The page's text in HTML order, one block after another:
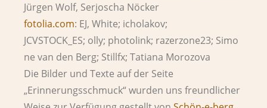
Jürgen Wolf, Serjoscha Nöcker
fotolia.com: EJ, White; icholakov;
JCVSTOCK_ES; olly; photolink; razerzone23; Simo
ne van den Berg; Stillfx; Tatiana Morozova
Die Bilder und Texte auf der Seite
„Erinnerungsschmuck“ wurden uns freundlicher